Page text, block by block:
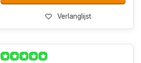
Verlanglijst